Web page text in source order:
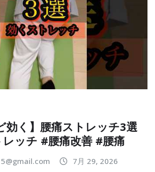
効く】腰痛ストレッチ3選
ッチ #腰痛改善 #腰痛
7月 29, 2026